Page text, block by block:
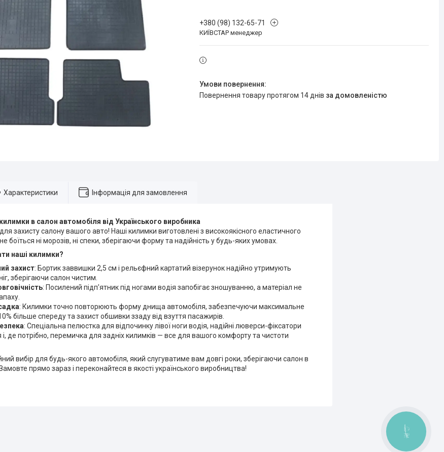
+380 (98) 132-65-71
КИЇВСТАР менеджер
повернення товару протягом 14 днів за домовленістю
Характеристики Інформація для замовлення
в салон автомобіля від Українського виробника
захисту салону вашого авто! Наші килимки виготовлені з високоякісного еластичного
боїться ні морозів, ні спеки, зберігаючи форму та надійність у будь-яких умовах.
наші килимки?
захист: Бортик заввишки 2,5 см і рельєфний картатий візерунок надійно утримують
зберігаючи салон чистим.
: Посилений підп'ятник під ногами водія запобігає зношуванню, а матеріал не
: Килимки точно повторюють форму днища автомобіля, забезпечуючи максимальне
більше спереду та захист обшивки ззаду від взуття пасажирів.
: Спеціальна пелюстка для відпочинку лівої ноги водія, надійні люверси-фіксатори
де потрібно, перемичка для задніх килимків — все для вашого комфорту та чистоти
вибір для будь-якого автомобіля, який слугуватиме вам довгі роки, зберігаючи салон в
прямо зараз і переконайтеся в якості українського виробництва!
КНОПКА
ЗВ'ЯЗКУ